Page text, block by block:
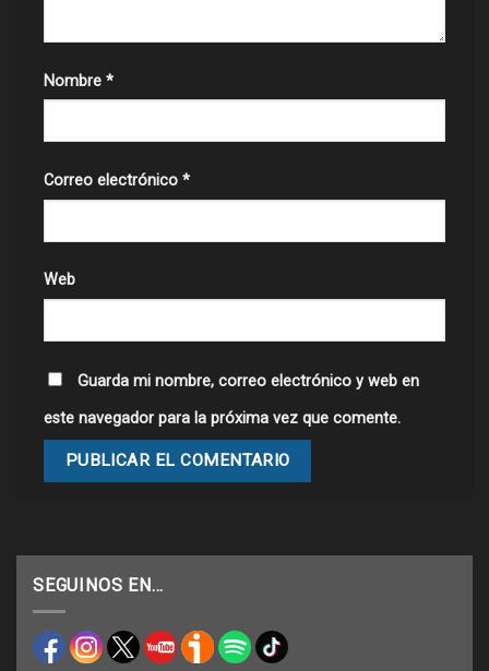
Nombre *
Correo electrónico *
Web
Guarda mi nombre, correo electrónico y web en
este navegador para la próxima vez que comente.
SEGUINOS EN…